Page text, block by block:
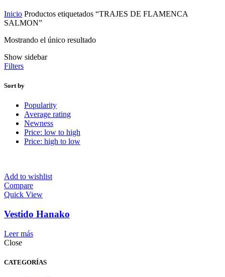
Inicio Productos etiquetados “TRAJES DE FLAMENCA
SALMON”
Mostrando el único resultado
Show sidebar
Filters
Sort by
Popularity
Average rating
Newness
Price: low to high
Price: high to low
Add to wishlist
Compare
Quick View
Vestido Hanako
Leer más
Close
CATEGORÍAS